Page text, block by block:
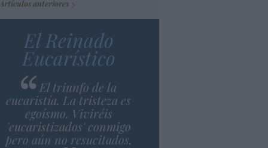
Artículos anteriores
El Reinado
Eucarístico
El triunfo de la
eucaristía. La tristeza es
egoísmo. Viviréis
'eucaristizados' conmigo
pero aún no resucitados.